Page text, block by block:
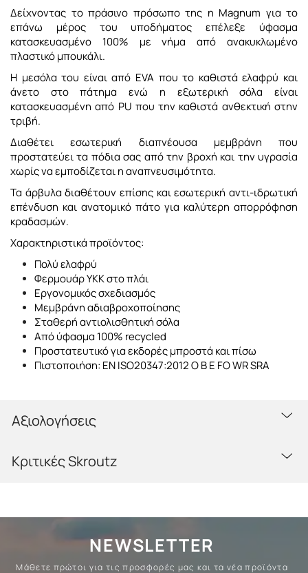
Δείχνοντας το πράσινο πρόσωπο της η Magnum για το
επάνω μέρος του υποδήματος επέλεξε ύφασμα
κατασκευασμένο 100% με νήμα από ανακυκλωμένο
πλαστικό μπουκάλι.
Η μεσόλα του είναι από EVA που το καθιστά ελαφρύ και
άνετο στο πάτημα ενώ η εξωτερική σόλα είναι
κατασκευασμένη από PU που την καθιστά ανθεκτική στην
τριβή.
Διαθέτει εσωτερική διαπνέουσα μεμβράνη που
προστατεύει τα πόδια σας από την βροχή και την υγρασία
χωρίς να εμποδίζεται η αναπνευσιμότητα.
Τα άρβυλα διαθέτουν επίσης και εσωτερική αντι-ιδρωτική
επένδυση και ανατομικό πάτο για καλύτερη απορρόφηση
κραδασμών.
Χαρακτηριστικά προϊόντος:
Πολύ ελαφρύ
Φερμουάρ ΥΚΚ στο πλάι
Εργονομικός σχεδιασμός
Μεμβράνη αδιαβροχοποίησης
Σταθερή αντιολισθητική σόλα
Από ύφασμα 100% recycled
Προστατευτικό για εκδορές μπροστά και πίσω
Πιστοποιήση: ΕΝ ISO20347:2012 O B E FO WR SRA
Αξιολογήσεις
Κριτικές Skroutz
NEWSLETTER
Μάθετε πρώτοι για τις προσφορές μας και τα νέα προϊόντα